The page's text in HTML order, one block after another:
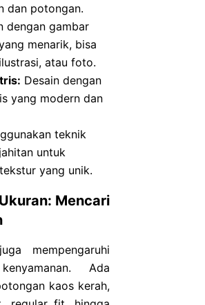
dan potongan.
dengan gambar
menarik, bisa
atau foto.
Desain dengan
yang modern dan
teknik
untuk
yang unik.
Mencari
mempengaruhi
Ada
kaos kerah,